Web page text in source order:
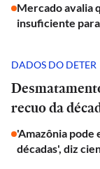
Mercado avalia
insuficiente
DADOS DO DETER
recuo da
'Amazônia pode
décadas', diz